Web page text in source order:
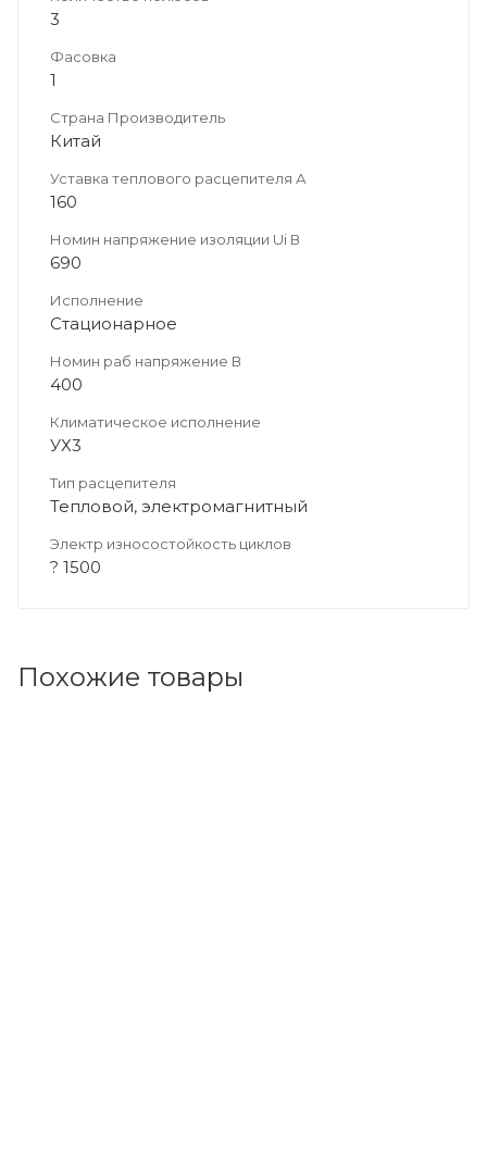
3
Фасовка
1
Страна Производитель
Китай
Уставка теплового расцепителя А
160
Номин напряжение изоляции Ui В
690
Исполнение
Стационарное
Номин раб напряжение В
400
Климатическое исполнение
УХ3
Тип расцепителя
Тепловой, электромагнитный
Электр износостойкость циклов
? 1500
Похожие товары